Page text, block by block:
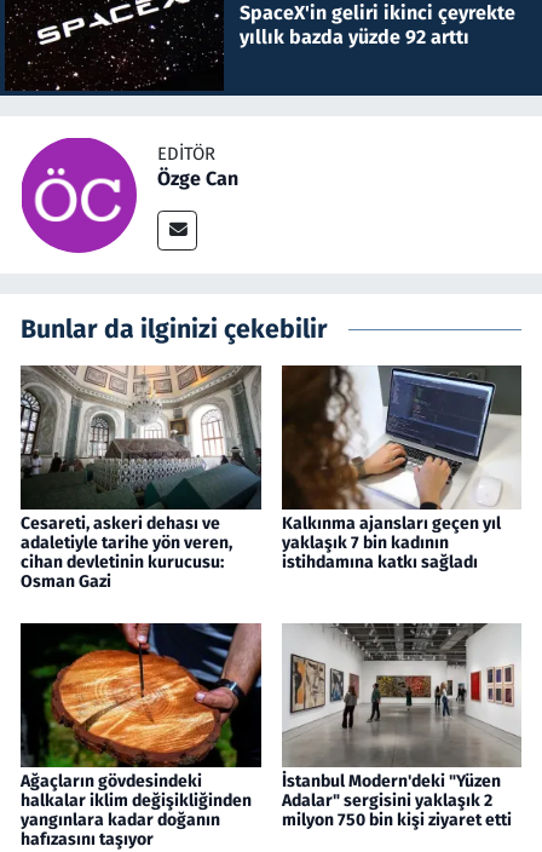
SpaceX'in geliri ikinci çeyrekte
yıllık bazda yüzde 92 arttı
EDITÖR
Özge Can
Bunlar da ilginizi çekebilir
Cesareti, askeri dehası ve
adaletiyle tarihe yön veren,
cihan devletinin kurucusu:
Osman Gazi
Kalkınma ajansları geçen yıl
yaklaşık 7 bin kadının
istihdamına katkı sağladı
Ağaçların gövdesindeki
halkalar iklim değişikliğinden
yangınlara kadar doğanın
hafızasını taşıyor
İstanbul Modern'deki "Yüzen
Adalar" sergisini yaklaşık 2
milyon 750 bin kişi ziyaret etti